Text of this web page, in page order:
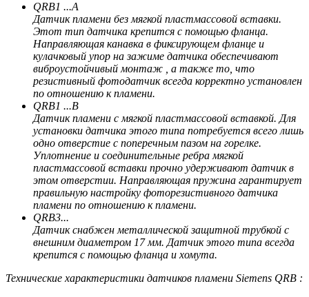
QRB1 ...А
Датчик пламени без мягкой пластмассовой вставки.
Этот тип датчика крепится с помощью фланца.
Направляющая канавка в фиксирующем фланце и
кулачковый упор на зажиме датчика обеспечивают
виброустойчивый монтаж , а также то, что
резистивный фотодатчик всегда корректно установлен
по отношению к пламени.
QRB1 ...В
Датчик пламени с мягкой пластмассовой вставкой. Для
установки датчика этого типа потребуется всего лишь
одно отверстие с поперечным пазом на горелке.
Уплотнение и соединительные ребра мягкой
пластмассовой вставки прочно удерживают датчик в
этом отверстии. Направляющая пружина гарантирует
правильную настройку фоторезистивного датчика
пламени по отношению к пламени.
QRB3...
Датчик снабжен металлической защитной трубкой с
внешним диаметром 17 мм. Датчик этого типа всегда
крепится с помощью фланца и хомута.
Технические характеристики датчиков пламени Siemens QRB :